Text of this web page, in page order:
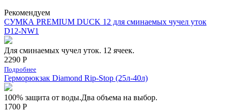
Рекомендуем
СУМКА PREMIUM DUCK 12 для сминаемых чучел уток
D12-NW1
Для сминаемых чучел уток. 12 ячеек.
2290 Р
Подробнее
Герморюкзак Diamond Rip-Stop (25л-40л)
100% защита от воды.Два объема на выбор.
1700 Р